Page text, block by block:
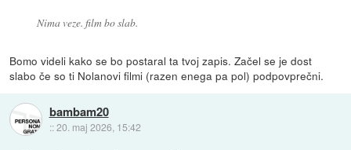
Nima veze. film bo slab.
Bomo videli kako se bo postaral ta tvoj zapis. Začel se je dost
slabo če so ti Nolanovi filmi (razen enega pa pol) podpovprečni.
bambam20
::20. maj 2026, 15:42